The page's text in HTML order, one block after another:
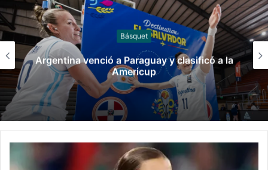
Canotaje
Manuel Tripano se consagró campeón
panamericano de canotaje slalom